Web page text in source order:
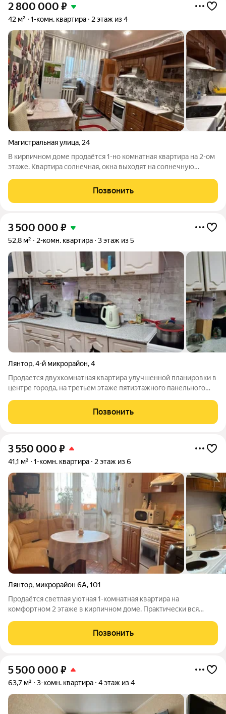
2 800 000 ₽
42 м² 1-комн. квартира 2 этаж из 4
Магистральная улица, 24
В кирпичном доме продаётся 1-но комнатная квартира на 2-ом
этаже. Квартира солнечная, окна выходят на солнечную
квартире выполнен классический ремонт: в зале и на кухне
натянут глянцевый потолок, в
Позвонить
3 500 000 ₽
52,8 м² 2-комн. квартира 3 этаж из 5
Лянтор,4-й микрорайон,4
Продается двухкомнатная квартира улучшенной планировки в
центре города, на третьем этаже пятиэтажного панельного
включая кухонный гарнитур
Позвонить
3 550 000 ₽
41,1 м² 1-комн. квартира 2 этаж из 6
Лянтор, микрорайон 6А,101
Продаётся светлая уютная 1-комнатная квартира на
комфортном 2 этаже в кирпичном доме. Практически вся
развивающийся: все, что нужно для жизни, находится в
шаговой доступности, школа, садик, ЦДТ и ДШИ,
Позвонить
5 500 000 ₽
63,7 м² 3-комн. квартира 4 этаж из 4